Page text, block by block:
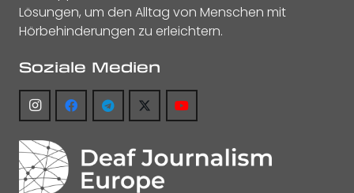
Lösungen, um den Alltag von Menschen mit
Hörbehinderungen zu erleichtern.
Soziale Medien